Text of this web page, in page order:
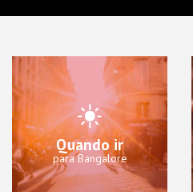
Quando ir
para Bangalore